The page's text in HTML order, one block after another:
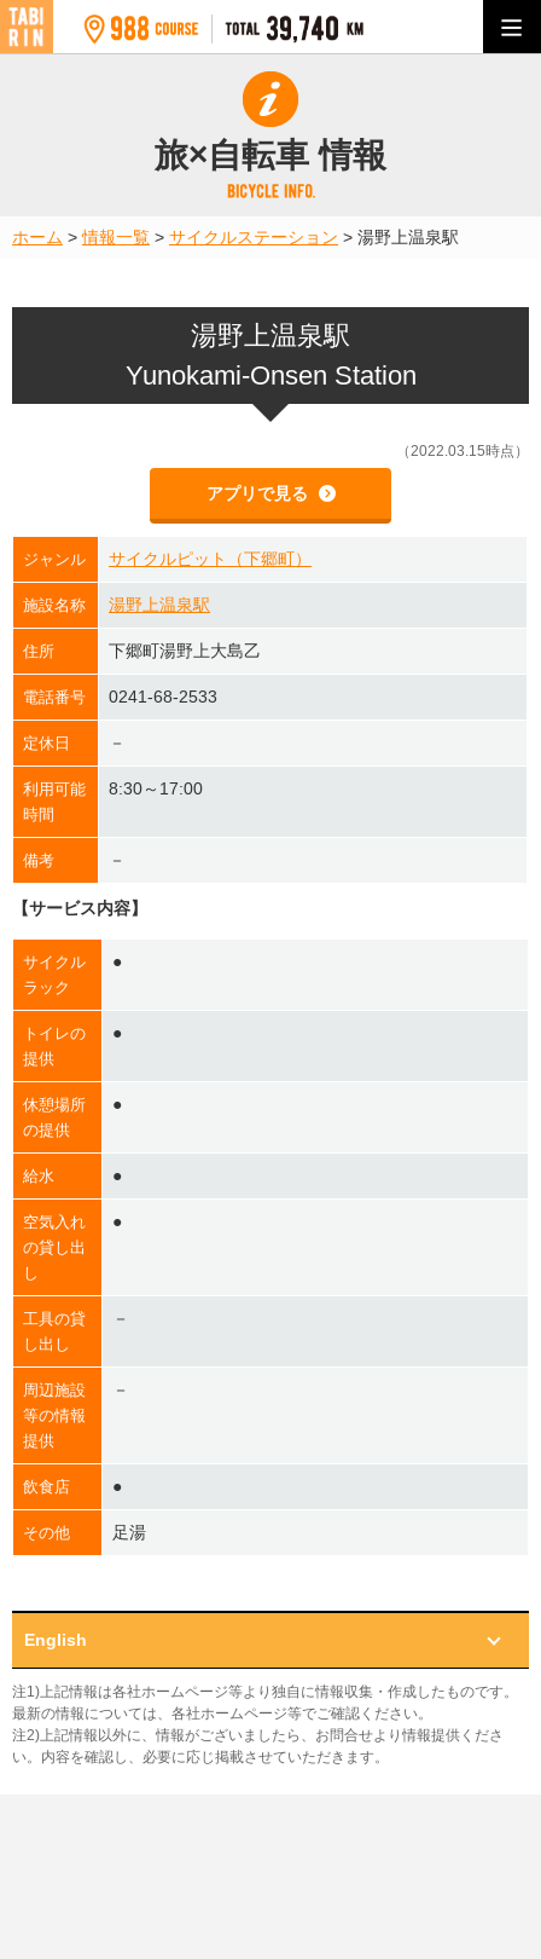
旅×自転車 情報
ホーム >情報一覧 > サイクルステーション > 湯野上温泉駅
湯野上温泉駅
Yunokami-Onsen Station
（2022.03.15時点）
アプリで見る
ジャンル サイクルピット（下郷町）
施設名称 湯野上温泉駅
住所 下郷町湯野上大島乙
電話番号 0241-68-2533
定休日 －
利用可能
時間
8:30～17:00
備考 －
【サービス内容】
サイクル
ラック
●
トイレの
提供
●
休憩場所
の提供
●
給水 ●
空気入れ
の貸し出
し
●
工具の貸
し出し
－
周辺施設
等の情報
提供
－
飲食店 ●
その他 足湯
English
注1)上記情報は各社ホームページ等より独自に情報収集・作成したものです。
最新の情報については、各社ホームページ等でご確認ください。
注2)上記情報以外に、情報がございましたら、お問合せより情報提供くださ
い。内容を確認し、必要に応じ掲載させていただきます。